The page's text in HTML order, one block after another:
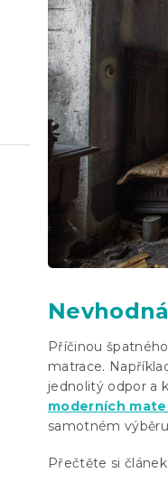
Příčinou
matrace.
jednolitý odpor a
moderních
samotném
Přečtěte si